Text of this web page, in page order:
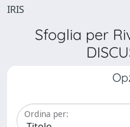
IRIS
Sfoglia per
Ordina per: